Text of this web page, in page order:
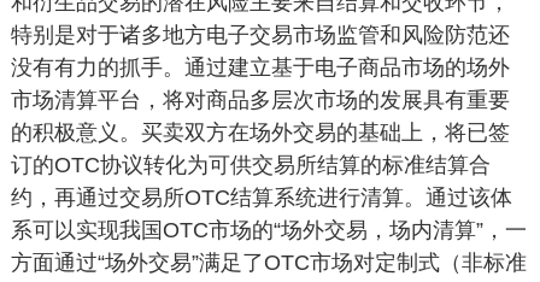
特别是对于诸多地方电子交易市场监管和风险防范还
没有有力的抓手。通过建立基于电子商品市场的场外
市场清算平台，将对商品多层次市场的发展具有重要
的积极意义。买卖双方在场外交易的基础上，将已签
订的OTC协议转化为可供交易所结算的标准结算合
约，再通过交易所OTC结算系统进行清算。通过该体
系可以实现我国OTC市场的“场外交易，场内清算”，一
方面通过“场外交易”满足了OTC市场对定制式（非标准